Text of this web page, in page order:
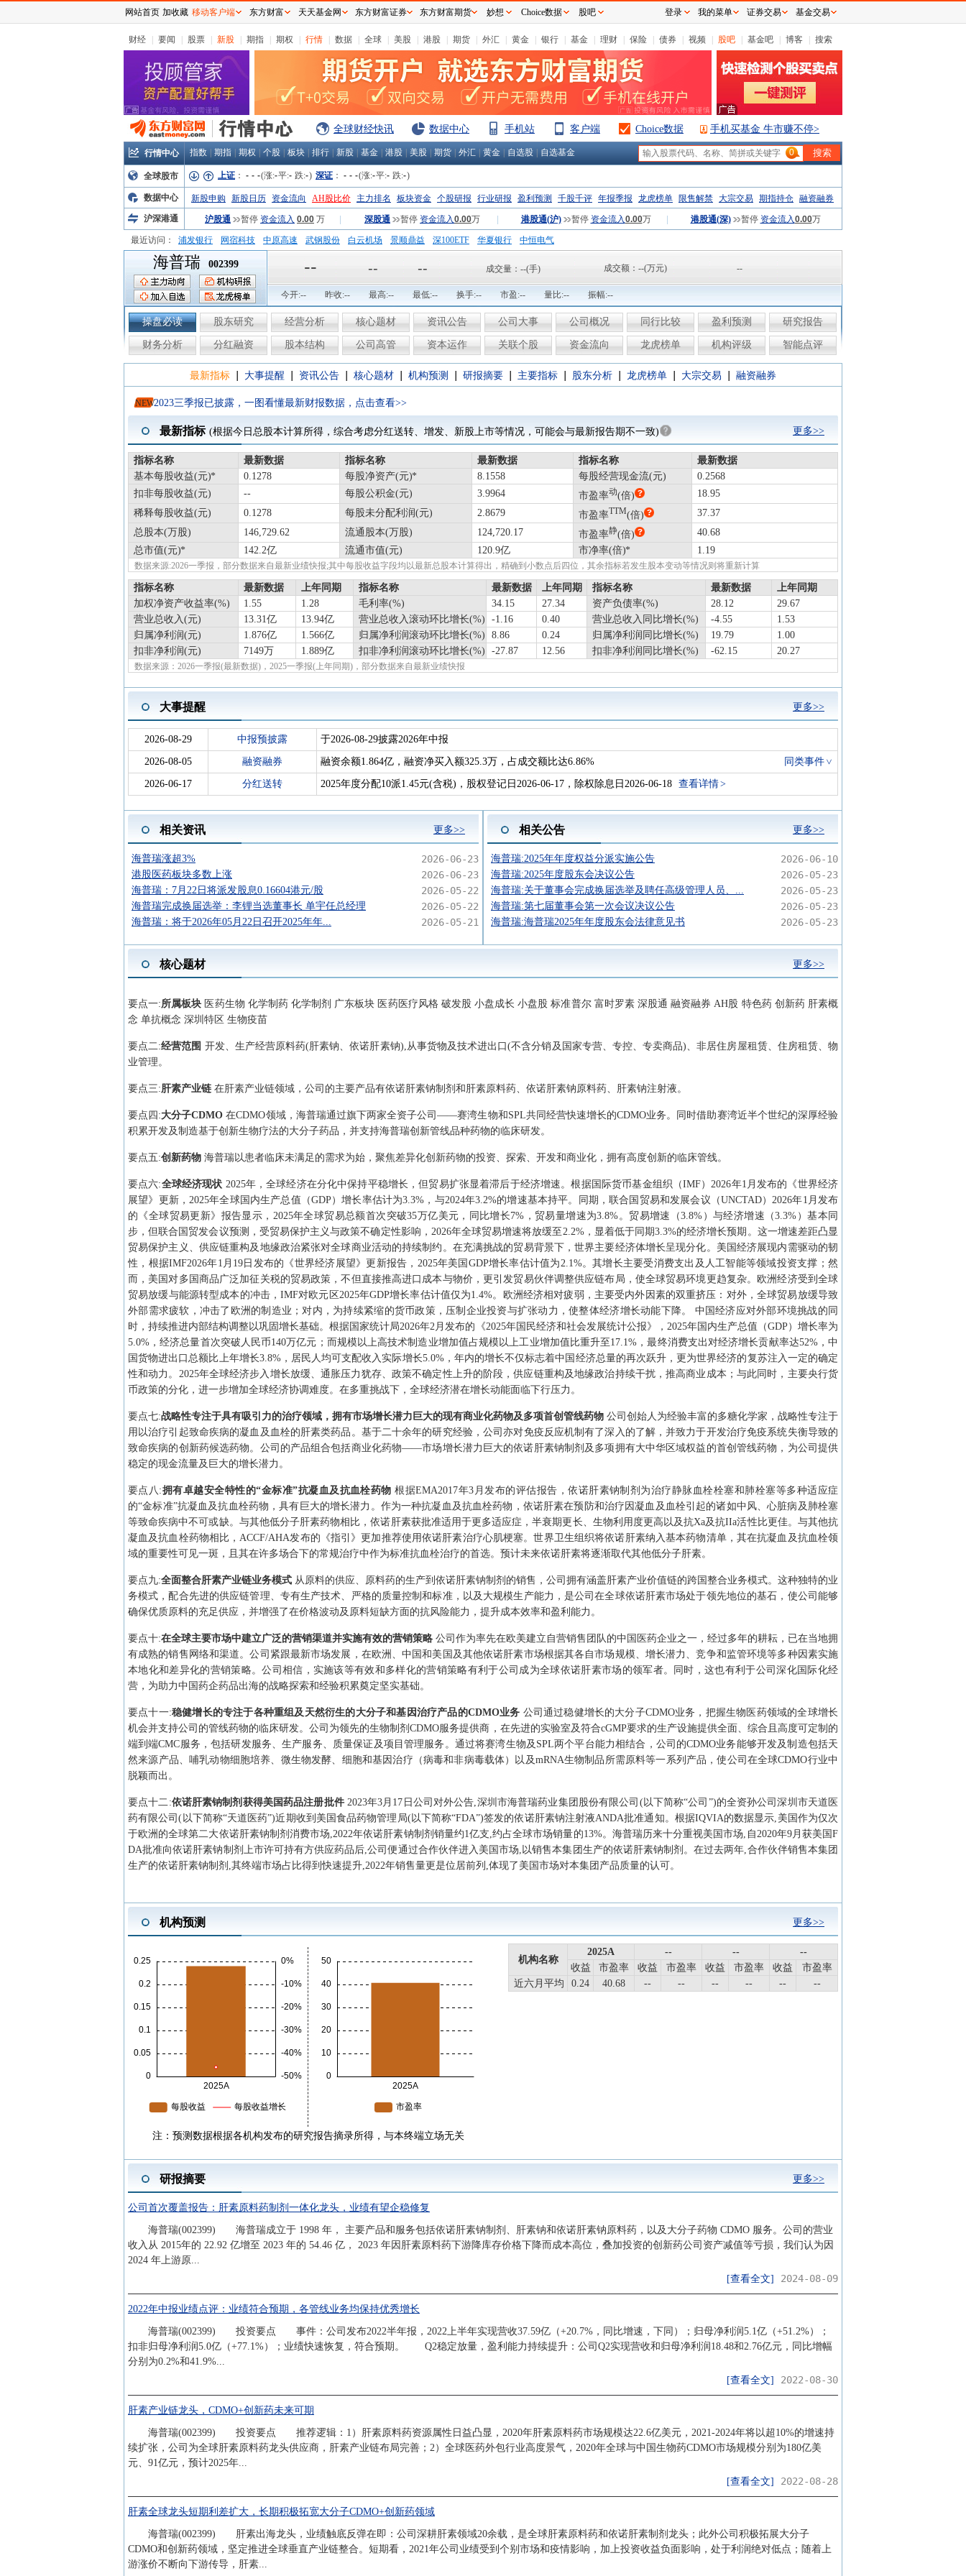
财经 要闻 股票 新股 期指 期权 行情 数据 全球 美股 港股 期货 外汇 黄金 银行 基金 理财 保险 债券 视频 股吧 基金吧 博客 搜索
全球财经快讯 数据中心 手机站 客户端 Choice数据 手机买基金 牛市赚不停>
行情中心 指数 期指 期权 个股 板块 排行 新股 基金 港股 美股 期货 外汇 黄金 自选股 自选基金 0
全球股市 上证 ： - - -(涨:-平:- 跌:-) 深证 ： - - -(涨:-平:- 跌:-)
数据中心 新股申购 新股日历 资金流向 AH股比价 主力排名 板块资金 个股研报 行业研报 盈利预测 千股千评 年报季报 龙虎榜单 限售解禁 大宗交易 期指持仓 融资融券
沪深港通
沪股通 暂停 资金流入 0.00 万 深股通 暂停 资金流入0.00万 港股通(沪) 暂停 资金流入0.00万 港股通(深) 暂停 资金流入0.00万
最近访问： 浦发银行 网宿科技 中原高速 武钢股份 白云机场 景顺鼎益 深100ETF 华夏银行
中恒电气
弘业股份
富临运业
海普瑞 002399 -- -- -- 成交量： --(手) 成交额： --(万元) --
今开:-- 昨收:-- 最高:-- 最低:-- 换手:-- 市盈:-- 量比:-- 振幅:--
操盘必读 股东研究 经营分析 核心题材 资讯公告 公司大事 公司概况 同行比较 盈利预测 研究报告
财务分析 分红融资 股本结构 公司高管 资本运作 关联个股 资金流向 龙虎榜单 机构评级 智能点评
最新指标 大事提醒 资讯公告 核心题材 机构预测 研报摘要 主要指标 股东分析 龙虎榜单 大宗交易 融资融券
NEW2023三季报已披露，一图看懂最新财报数据，点击查看>>
最新指标 (根据今日总股本计算所得，综合考虑分红送转、增发、新股上市等情况，可能会与最新报告期不一致) 更多>>
指标名称 最新数据 指标名称 最新数据 指标名称
最新数据
基本每股收益(元)
0.1278 每股净资产(元) 8.1558 每股经营现金流(元)
0.2568
扣非每股收益(元)
-- 每股公积金(元) 3.9964 市盈率动(倍)
18.95
稀释每股收益(元)
0.1278 每股未分配利润(元) 2.8679 市盈率TTM(倍)
37.37
总股本(万股)
146,729.62 流通股本(万股) 124,720.17 市盈率静(倍)
40.68
总市值(元)
142.2亿 流通市值(元) 120.9亿 市净率(倍) 1.19
数据来源:2026一季报，部分数据来自最新业绩快报;其中每股收益字段均以最新总股本计算得出，精确到小数点后四位，其余指标若发生股本变动等情况则将重新计算
指标名称 最新数据 上年同期 指标名称 最新数据 上年同期 指标名称 最新数据
上年同期
加权净资产收益率(%)
1.55 1.28 毛利率(%) 34.15 27.34 资产负债率(%) 28.12
29.67
营业总收入(元)
13.31亿 13.94亿 营业总收入滚动环比增长(%) -1.16 0.40 营业总收入同比增长(%) -4.55
1.53
归属净利润(元)
1.876亿 1.566亿 归属净利润滚动环比增长(%) 8.86 0.24 归属净利润同比增长(%) 19.79
1.00
扣非净利润(元)
7149万 1.889亿 扣非净利润滚动环比增长(%) -27.87 12.56 扣非净利润同比增长(%) -62.15 20.27
数据来源：2026一季报(最新数据)，2025一季报(上年同期)，部分数据来自最新业绩快报
大事提醒 更多>>
2026-08-29 中报预披露 于2026-08-29披露2026年中报
2026-08-05 融资融券 融资余额1.864亿，融资净买入额325.3万，占成交额比达6.86% 同类事件
2026-06-17 分红送转 2025年度分配10派1.45元(含税)，股权登记日2026-06-17，除权除息日2026-06-18 查看详情
相关资讯 更多>>
2026-06-23
海普瑞涨超3%
2026-06-23
港股医药板块多数上涨
2026-05-22
海普瑞：7月22日将派发股息0.16604港元/股
2026-05-22
海普瑞完成换届选举：李锂当选董事长 单宇任总经理
2026-05-21
海普瑞：将于2026年05月22日召开2025年年...
相关公告 更多>>
2026-06-10
海普瑞:2025年年度权益分派实施公告
2026-05-23
海普瑞:2025年度股东会决议公告
2026-05-23
海普瑞:关于董事会完成换届选举及聘任高级管理人员、...
2026-05-23
海普瑞:第七届董事会第一次会议决议公告
2026-05-23
海普瑞:海普瑞2025年年度股东会法律意见书
核心题材 更多>>
要点一:所属板块 医药生物 化学制药 化学制剂 广东板块 医药医疗风格 破发股 小盘成长 小盘股 标准普尔 富时罗素 深股通 融资融券 AH股 特色药 创新药 肝素概
念 单抗概念 深圳特区 生物疫苗
要点二:经营范围 开发、生产经营原料药(肝素钠、依诺肝素钠),从事货物及技术进出口(不含分销及国家专营、专控、专卖商品)、非居住房屋租赁、住房租赁、物
业管理。
要点三:肝素产业链 在肝素产业链领域，公司的主要产品有依诺肝素钠制剂和肝素原料药、依诺肝素钠原料药、肝素钠注射液。
要点 四 :大分子CDMO在CDMO领域，海普瑞通过旗下两家全资子公司——赛湾生物和SPL共同经营快速增长的CDMO业务。同时借助赛湾近半个世纪的深厚经验
积累开发及制造基于创新生物疗法的大分子药品，并支持海普瑞创新管线品种药物的临床研发。
要点五:创新药物 海普瑞以患者临床未满足的需求为始，聚焦差异化创新药物的投资、探索、开发和商业化，拥有高度创新的临床管线。
要点六:全球经济现状 2025年，全球经济在分化中保持平稳增长，但贸易扩张显着滞后于经济增速。根据国际货币基金组织（IMF）2026年1月发布的《世界经济
展望》更新，2025年全球国内生产总值（GDP）增长率估计为3.3%，与2024年3.2%的增速基本持平。同期，联合国贸易和发展会议（UNCTAD）2026年1月发布
的《全球贸易更新》报告显示，2025年全球贸易总额首次突破35万亿美元，同比增长7%，贸易量增速为3.8%。贸易增速（3.8%）与经济增速（3.3%）基本同
步，但联合国贸发会议预测，受贸易保护主义与政策不确定性影响，2026年全球贸易增速将放缓至2.2%，显着低于同期3.3%的经济增长预期。这一增速差距凸显
贸易保护主义、供应链重构及地缘政治紧张对全球商业活动的持续制约。在充满挑战的贸易背景下，世界主要经济体增长呈现分化。美国经济展现内需驱动的韧
性，根据IMF2026年1月19日发布的《世界经济展望》更新报告，2025年美国GDP增长率估计值为2.1%。其增长主要受消费支出及人工智能等领域投资支撑；然
而，美国对多国商品广泛加征关税的贸易政策，不但直接推高进口成本与物价，更引发贸易伙伴调整供应链布局，使全球贸易环境更趋复杂。欧洲经济受到全球
贸易放缓与能源转型成本的冲击，IMF对欧元区2025年GDP增长率估计值仅为1.4%。欧洲经济相对疲弱，主要受内外因素的双重挤压：对外，全球贸易放缓导致
外部需求疲软，冲击了欧洲的制造业；对内，为持续紧缩的货币政策，压制企业投资与扩张动力，使整体经济增长动能下降。 中国经济应对外部环境挑战的同
时，持续推进内部结构调整以巩固增长基础。根据国家统计局2026年2月发布的《2025年国民经济和社会发展统计公报》，2025年国内生产总值（GDP）增长率为
5.0%，经济总量首次突破人民币140万亿元；而规模以上高技术制造业增加值占规模以上工业增加值比重升至17.1%，最终消费支出对经济增长贡献率达52%，中
国货物进出口总额比上年增长3.8%，居民人均可支配收入实际增长5.0%，年内的增长不仅标志着中国经济总量的再次跃升，更为世界经济的复苏注入一定的确定
性和动力。2025年全球经济步入增长放缓、通胀压力犹存、政策不确定性上升的阶段，供应链重构及地缘政治持续干扰，推高商业成本；与此同时，主要央行货
币政策的分化，进一步增加全球经济协调难度。在多重挑战下，全球经济潜在增长动能面临下行压力。
要点七:战略性专注于具有吸引力的治疗领域，拥有市场增长潜力巨大的现有商业化药物及多项首创管线药物 公司创始人为经验丰富的多糖化学家，战略性专注于
用以治疗引起致命疾病的凝血及血栓的肝素类药品。基于二十余年的研究经验，公司亦对免疫反应机制有了深入的了解，并致力于开发治疗免疫系统失衡导致的
致命疾病的创新药候选药物。公司的产品组合包括商业化药物——市场增长潜力巨大的依诺肝素钠制剂及多项拥有大中华区域权益的首创管线药物，为公司提供
稳定的现金流量及巨大的增长潜力。
要点 八 :拥有卓越安全特性的“金标准”抗凝血及抗血栓药物根据EMA2017年3月发布的评估报告，依诺肝素钠制剂为治疗静脉血栓栓塞和肺栓塞等多种适应症
的“金标准”抗凝血及抗血栓药物，具有巨大的增长潜力。作为一种抗凝血及抗血栓药物，依诺肝素在预防和治疗因凝血及血栓引起的诸如中风、心脏病及肺栓塞
等致命疾病中不可或缺。与其他低分子肝素药物相比，依诺肝素获批准适用于更多适应症，半衰期更长、生物利用度更高以及抗Xa及抗IIa活性比更佳。与其他抗
凝血及抗血栓药物相比，ACCF/AHA发布的《指引》更加推荐使用依诺肝素治疗心肌梗塞。世界卫生组织将依诺肝素纳入基本药物清单，其在抗凝血及抗血栓领
域的重要性可见一斑，且其在许多场合下的常规治疗中作为标准抗血栓治疗的首选。预计未来依诺肝素将逐渐取代其他低分子肝素。
要点九:全面整合肝素产业链业务模式 从原料的供应、原料药的生产到依诺肝素钠制剂的销售，公司拥有涵盖肝素产业价值链的跨国整合业务模式。这种独特的业
务模式，配合先进的供应链管理、专有生产技术、严格的质量控制和标准，以及大规模生产能力，是公司在全球依诺肝素市场处于领先地位的基石，使公司能够
确保优质原料的充足供应，并增强了在价格波动及原料短缺方面的抗风险能力，提升成本效率和盈利能力。
要点十:在全球主要市场中建立广泛的营销渠道并实施有效的营销策略 公司作为率先在欧美建立自营销售团队的中国医药企业之一，经过多年的耕耘，已在当地拥
有成熟的销售网络和渠道。公司紧跟最新市场发展，在欧洲、中国和美国及其他依诺肝素市场根据其各自市场规模、增长潜力、竞争和监管环境等多种因素实施
本地化和差异化的营销策略。公司相信，实施该等有效和多样化的营销策略有利于公司成为全球依诺肝素市场的领军者。同时，这也有利于公司深化国际化经
营，为助力中国药企药品出海的战略探索和经验积累奠定坚实基础。
要点十一:稳健增长的专注于各种重组及天然衍生的大分子和基因治疗产品的CDMO业务 公司通过稳健增长的大分子CDMO业务，把握生物医药领域的全球增长
机会并支持公司的管线药物的临床研发。公司为领先的生物制剂CDMO服务提供商，在先进的实验室及符合cGMP要求的生产设施提供全面、综合且高度可定制的
端到端CMC服务，包括研发服务、生产服务、质量保证及项目管理服务。通过将赛湾生物及SPL两个平台能力相结合，公司的CDMO业务能够开发及制造包括天
然来源产品、哺乳动物细胞培养、微生物发酵、细胞和基因治疗（病毒和非病毒载体）以及mRNA生物制品所需原料等一系列产品，使公司在全球CDMO行业中
脱颖而出。
要点十二:依诺肝素钠制剂获得美国药品注册批件 2023年3月17日公司对外公告,深圳市海普瑞药业集团股份有限公司(以下简称“公司”)的全资孙公司深圳市天道医
药有限公司(以下简称“天道医药”)近期收到美国食品药物管理局(以下简称“FDA”)签发的依诺肝素钠注射液ANDA批准通知。根据IQVIA的数据显示,美国作为仅次
于欧洲的全球第二大依诺肝素钠制剂消费市场,2022年依诺肝素钠制剂销量约1亿支,约占全球市场销量的13%。海普瑞历来十分重视美国市场,自2020年9月获美国F
DA批准向依诺肝素钠制剂上市许可持有方供应药品后,公司便通过合作伙伴进入美国市场,以销售本集团生产的依诺肝素钠制剂。在过去两年,合作伙伴销售本集团
生产的依诺肝素钠制剂,其终端市场占比得到快速提升,2022年销售量更是位居前列,体现了美国市场对本集团产品质量的认可。
机构预测 更多>>
注：预测数据根据各机构发布的研究报告摘录所得，与本终端立场无关
机构名称
2025A -- --
--
收益
市盈率 收益 市盈率 收益 市盈率 收益
市盈率
近六月平均
0.24 40.68 -- -- -- -- -- --
研报摘要 更多>>
公司首次覆盖报告：肝素原料药制剂一体化龙头，业绩有望企稳修复
海普瑞(002399) 海普瑞成立于 1998 年， 主要产品和服务包括依诺肝素钠制剂、肝素钠和依诺肝素钠原料药，以及大分子药物 CDMO 服务。公司的营业
收入从 2015年的 22.92 亿增至 2023 年的 54.46 亿， 2023 年因肝素原料药下游降库存价格下降而成本高位，叠加投资的创新药公司资产减值等亏损，我们认为因
2024 年上游原...
[查看全文]
2024-08-09
2022年中报业绩点评：业绩符合预期，各管线业务均保持优秀增长
海普瑞(002399) 投资要点 事件：公司发布2022半年报，2022上半年实现营收37.59亿（+20.7%，同比增速，下同）；归母净利润5.1亿（+51.2%）；
扣非归母净利润5.0亿（+77.1%）；业绩快速恢复，符合预期。 Q2稳定放量，盈利能力持续提升：公司Q2实现营收和归母净利润18.48和2.76亿元，同比增幅
分别为0.2%和41.9%...
[查看全文]
2022-08-30
肝素产业链龙头，CDMO+创新药未来可期
海普瑞(002399) 投资要点 推荐逻辑：1）肝素原料药资源属性日益凸显，2020年肝素原料药市场规模达22.6亿美元，2021-2024年将以超10%的增速持
续扩张，公司为全球肝素原料药龙头供应商，肝素产业链布局完善；2）全球医药外包行业高度景气，2020年全球与中国生物药CDMO市场规模分别为180亿美
元、91亿元，预计2025年...
[查看全文]
2022-08-28
肝素全球龙头短期利差扩大，长期积极拓宽大分子CDMO+创新药领域
海普瑞(002399) 肝素出海龙头，业绩触底反弹在即：公司深耕肝素领域20余载，是全球肝素原料药和依诺肝素制剂龙头；此外公司积极拓展大分子
CDMO和创新药领域，坚定推进全球垂直产业链整合。短期看，2021年公司业绩受到个别市场和疫情影响，加上投资收益负面影响，处于利润绝对低点；随着上
游涨价不断向下游传导，肝素...
网站首页 加收藏 移动客户端 东方财富 天天基金网 东方财富证券 东方财富期货 妙想 Choice数据 股吧 登录 我的菜单 证券交易 基金交易